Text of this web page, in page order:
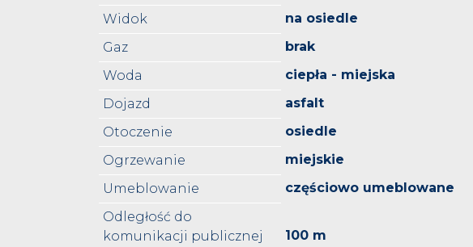
Widok
na osiedle
Gaz
brak
Woda
ciepła - miejska
Dojazd
asfalt
Otoczenie
osiedle
Ogrzewanie
miejskie
Umeblowanie
częściowo umeblowane
Odległość do
komunikacji publicznej
100 m